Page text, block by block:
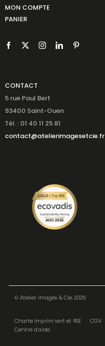
MON COMPTE
PANIER
CONTACT
5 rue Paul Bert
93400 Saint-Ouen
Tél. : 01 40 11 25 81
contact@atelierimagesetcie.fr
© Atelier Images & Cie 2026
Charte Imprim’vert et RSE CGV
Centre d’aide